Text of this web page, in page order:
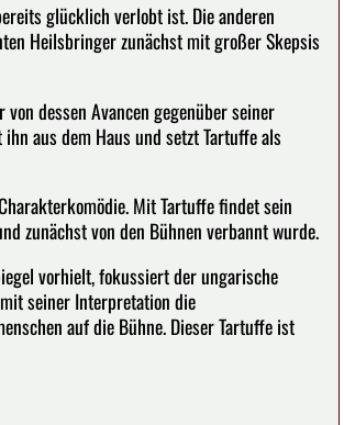
glücklich verlobt ist. Die anderen
Heilsbringer zunächst mit großer Skepsis
dessen Avancen gegenüber seiner
aus dem Haus und setzt Tartuffe als
Mit Tartuffe findet sein
zunächst von den Bühnen verbannt wurde.
vorhielt, fokussiert der ungarische
seiner Interpretation die
auf die Bühne. Dieser Tartuffe ist